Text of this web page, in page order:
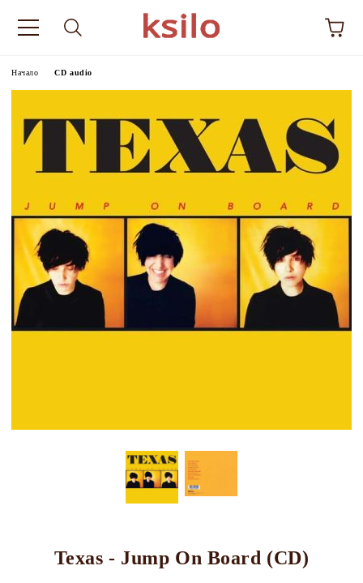
Начало CD audio
Texas - Jump On Board (CD)